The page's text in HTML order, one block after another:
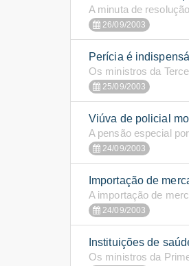
A minuta de
26/09/2003
Perícia é
Os ministros da
25/09/2003
Viúva de policial
A pensão especial
24/09/2003
Importação de
A importação de
24/09/2003
Instituições de
Os ministros da